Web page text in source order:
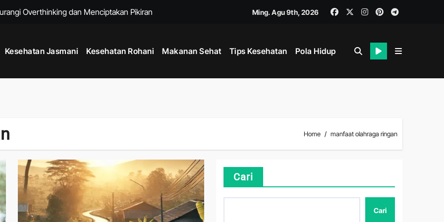
Overthinking dan Menciptakan Pikiran yang Lebih Tenang
Positif Harian untuk Hidup Lebih Seimbang
untuk Membantu Menjalani Gaya Hidup Lebih Sehat
Usia Muda dengan Kebiasaan Sederhana Setiap Hari
Kesehatan Mental dan Fisik di Era Serba Online
Stabilitas Tubuh dan Kekuatan Fisik Harian
Ming. Agu 9th, 2026
Kesehatan Jasmani Kesehatan Rohani Makanan Sehat Tips Kesehatan Pola Hidup
Home manfaat olahraga ringan
Cari
Cari